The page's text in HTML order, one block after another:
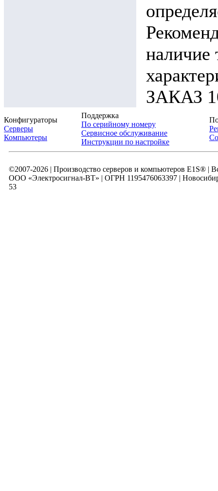
наличие
ЗАКАЗ
Конфигураторы
Серверы
Компьютеры
Поддержка
По серийному номеру
Сервисное обслуживание
Инструкции по настройке
©2007-2026 | Производство серверов и компьютеров E1S® |
ООО «Электросигнал-ВТ» | ОГРН 1195476063397 |
53